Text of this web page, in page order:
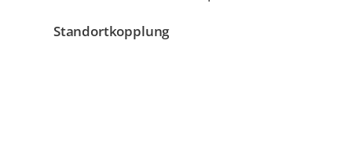
Standortkopplung